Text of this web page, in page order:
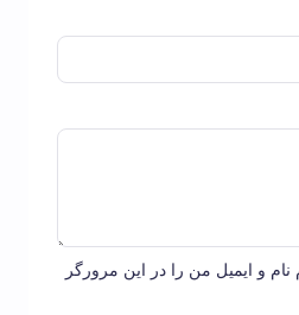
و ایمیل من را در این مرورگر